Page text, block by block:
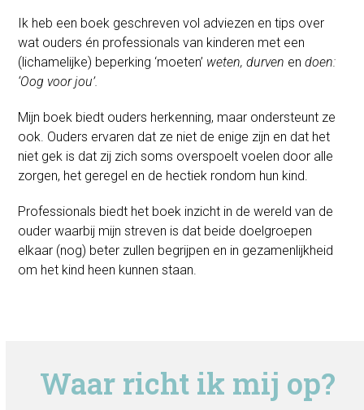
Ik heb een boek geschreven vol adviezen en tips over
wat ouders én professionals van kinderen met een
(lichamelijke) beperking ‘moeten’ weten, durven en doen:
‘Oog voor jou’.
Mijn boek biedt ouders herkenning, maar ondersteunt ze
ook. Ouders ervaren dat ze niet de enige zijn en dat het
niet gek is dat zij zich soms overspoelt voelen door alle
zorgen, het geregel en de hectiek rondom hun kind.
Professionals biedt het boek inzicht in de wereld van de
ouder waarbij mijn streven is dat beide doelgroepen
elkaar (nog) beter zullen begrijpen en in gezamenlijkheid
om het kind heen kunnen staan.
Waar richt ik mij op?